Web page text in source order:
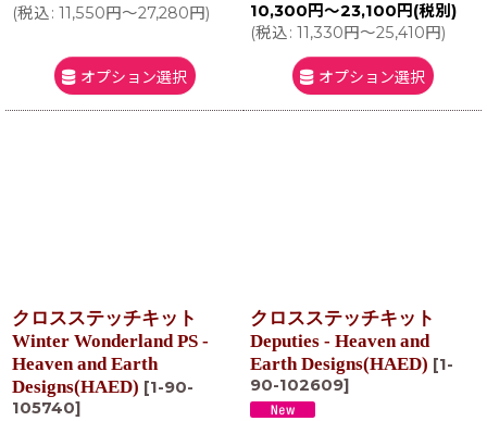
(税込: 11,550円～27,280円)
オプション選択
10,300 円～23,100 円 (税別)
(税込: 11,330円～25,410円)
オプション選択
クロスステッチキット
Winter Wonderland PS -
Heaven and Earth
Designs(HAED) [1-90-
105740]
クロスステッチキット
Deputies - Heaven and
Earth Designs(HAED) [1-
90-102609]